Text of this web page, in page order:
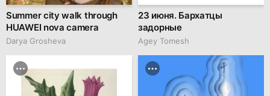
Summer city walk through
HUAWEI nova camera
Darya Grosheva
23 июня. Бархатцы
задорные
Agey Tomesh